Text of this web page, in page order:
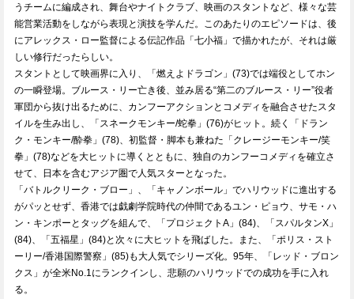
うチームに編成され、舞台やナイトクラブ、映画のスタントなど、様々な芸
能営業活動をしながら表現と演技を学んだ。このあたりのエピソードは、後
にアレックス・ロー監督による伝記作品「七小福」で描かれたが、それは厳
しい修行だったらしい。
スタントとして映画界に入り、「燃えよドラゴン」(73)では端役としてホン
の一瞬登場。ブルース・リー亡き後、並み居る“第二のブルース・リー”役者
軍団から抜け出るために、カンフーアクションとコメディを融合させたスタ
イルを生み出し、「スネークモンキー/蛇拳」(76)がヒット。続く「ドラン
ク・モンキー/酔拳」(78)、初監督・脚本も兼ねた「クレージーモンキー/笑
拳」(78)などを大ヒットに導くとともに、独自のカンフーコメディを確立さ
せて、日本を含むアジア圏で人気スターとなった。
「バトルクリーク・ブロー」、「キャノンボール」でハリウッドに進出する
がパッとせず、香港では戯劇学院時代の仲間であるユン・ピョウ、サモ・ハ
ン・キンポーとタッグを組んで、「プロジェクトA」(84)、「スパルタンX」
(84)、「五福星」(84)と次々に大ヒットを飛ばした。また、「ポリス・スト
ーリー/香港国際警察」(85)も大人気でシリーズ化。95年、「レッド・ブロン
クス」が全米No.1にランクインし、悲願のハリウッドでの成功を手に入れ
る。